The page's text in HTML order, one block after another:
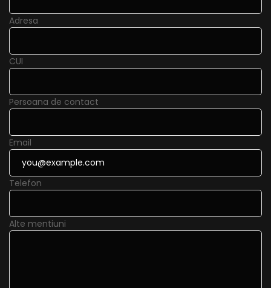
Adresa
CUI
Persoana de contact
Email
Telefon
Alte mentiuni